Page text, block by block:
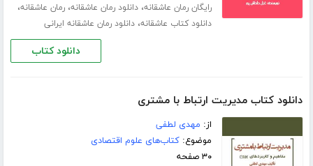
رایگان رمان عاشقانه،دانلود رمان عاشقانه،رمان عاشقانه،
دانلود کتاب عاشقانه،دانلود رمان عاشقانه ایرانی
دانلود کتاب
دانلود کتاب مدیریت ارتباط با مشتری
از: مهدی لطفی
موضوع:کتاب‌های علوم اقتصادی
۳۰ صفحه